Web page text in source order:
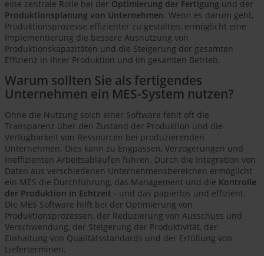
eine zentrale Rolle bei der Optimierung der Fertigung und der
Produktionsplanung von Unternehmen. Wenn es darum geht,
Produktionsprozesse effizienter zu gestalten, ermöglicht eine
Implementierung die bessere Ausnutzung von
Produktionskapazitäten und die Steigerung der gesamten
Effizienz in Ihrer Produktion und im gesamten Betrieb.
Warum sollten Sie als fertigendes
Unternehmen ein MES-System nutzen?
Ohne die Nutzung solch einer Software fehlt oft die
Transparenz über den Zustand der Produktion und die
Verfügbarkeit von Ressourcen bei produzierenden
Unternehmen. Dies kann zu Engpässen, Verzögerungen und
ineffizienten Arbeitsabläufen führen. Durch die Integration von
Daten aus verschiedenen Unternehmensbereichen ermöglicht
ein MES die Durchführung, das Management und die Kontrolle
der Produktion in Echtzeit - und das papierlos und effizient.
Die MES Software hilft bei der Optimierung von
Produktionsprozessen, der Reduzierung von Ausschuss und
Verschwendung, der Steigerung der Produktivität, der
Einhaltung von Qualitätsstandards und der Erfüllung von
Lieferterminen.